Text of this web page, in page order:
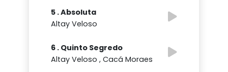
5 . Absoluta
Altay Veloso
6 . Quinto Segredo
Altay Veloso , Cacá Moraes